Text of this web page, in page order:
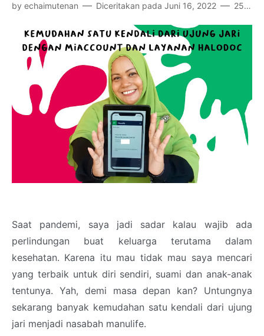
by echaimutenan Diceritakan pada Juni 16, 2022 25 komentar
Saat pandemi, saya jadi sadar kalau wajib ada
perlindungan buat keluarga terutama dalam
kesehatan. Karena itu mau tidak mau saya mencari
yang terbaik untuk diri sendiri, suami dan anak-anak
tentunya. Yah, demi masa depan kan? Untungnya
sekarang banyak kemudahan satu kendali dari ujung
jari menjadi nasabah manulife.